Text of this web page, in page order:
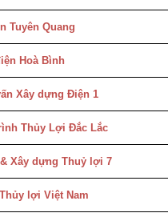
Tuyên Quang
Hoà Bình
Xây dựng Điện 1
Thủy Lợi Đắc Lắc
Xây dựng Thuỷ lợi 7
lợi Việt Nam